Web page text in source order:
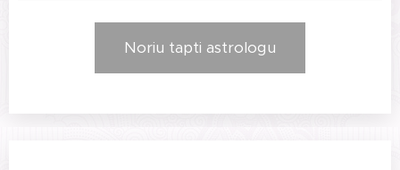
Noriu tapti astrologu